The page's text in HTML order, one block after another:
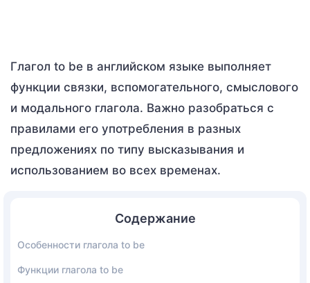
Глагол to be в английском языке выполняет
функции связки, вспомогательного, смыслового
и модального глагола. Важно разобраться с
правилами его употребления в разных
предложениях по типу высказывания и
использованием во всех временах.
Содержание
Особенности глагола to be
Функции глагола to be